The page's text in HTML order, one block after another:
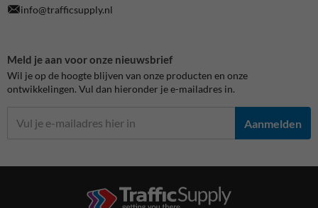
info@trafficsupply.nl
Meld je aan voor onze nieuwsbrief
Wil je op de hoogte blijven van onze producten en onze
ontwikkelingen. Vul dan hieronder je e-mailadres in.
Aanmelden